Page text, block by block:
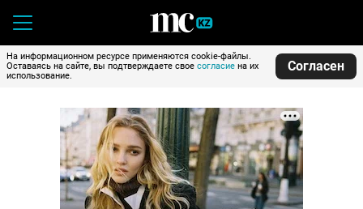
На информационном ресурсе применяются cookie-файлы.
Оставаясь на сайте, вы подтверждаете свое согласие на их
использование.
Согласен